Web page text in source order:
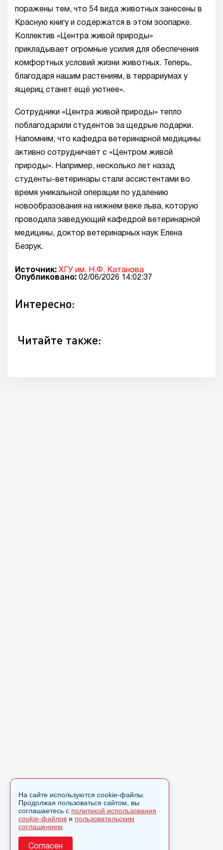
поражены тем, что 54 вида животных занесены в
Красную книгу и содержатся в этом зоопарке.
Коллектив «Центра живой природы»
прикладывает огромные усилия для обеспечения
комфортных условий жизни животных. Теперь,
благодаря нашим растениям, в террариумах у
ящериц станет ещё уютнее».
Сотрудники «Центра живой природы» тепло
поблагодарили студентов за щедрые подарки.
Напомним, что кафедра ветеринарной медицины
активно сотрудничает с «Центром живой
природы». Например, несколько лет назад
студенты-ветеринары стали ассистентами во
время уникальной операции по удалению
новообразования на нижнем веке льва, которую
проводила заведующий кафедрой ветеринарной
медицины, доктор ветеринарных наук Елена
Безрук.
Источник: ХГУ им. Н.Ф. Катанова
Опубликовано: 02/06/2026 14:02:37
Интересно:
Читайте также:
На сайте используются cookie-файлы.
Продолжая пользоваться сайтом, вы
соглашаетесь с политикой использования
cookie-файлов и пользовательским
соглашением
Согласен